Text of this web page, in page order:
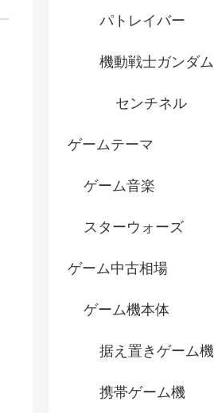
パトレイバー
機動戦士ガンダム
センチネル
ゲームテーマ
ゲーム音楽
スターウォーズ
ゲーム中古相場
ゲーム機本体
据え置きゲーム機
携帯ゲーム機